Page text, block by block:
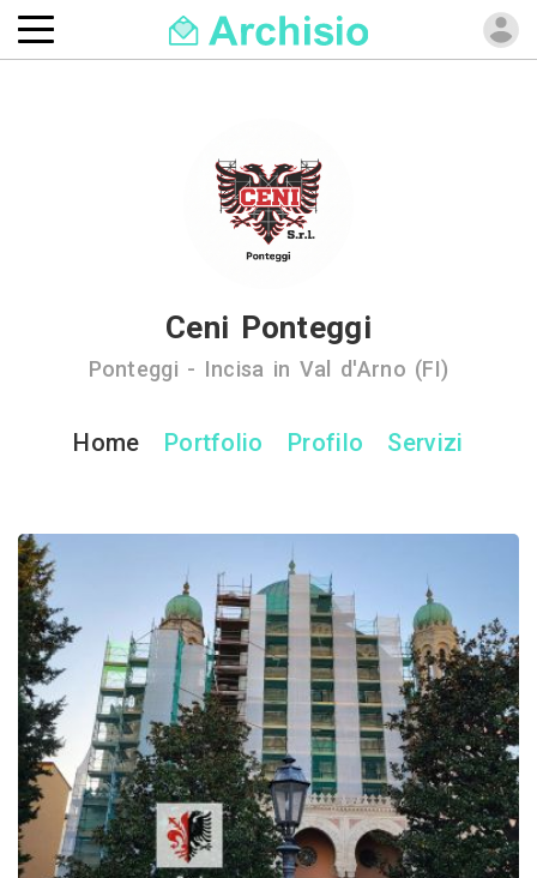
Ceni Ponteggi
Ponteggi - Incisa in Val d'Arno (FI)
Home Portfolio Profilo Servizi